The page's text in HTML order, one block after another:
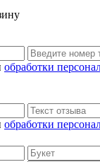
обработки
обработки